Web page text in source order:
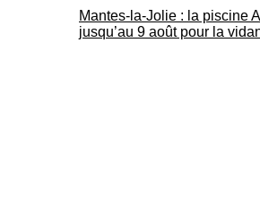
Mantes-la-Jolie : la piscine
jusqu’au 9 août pour la